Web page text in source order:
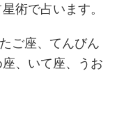
術で占います。
ご座、てんびん
、いて座、うお